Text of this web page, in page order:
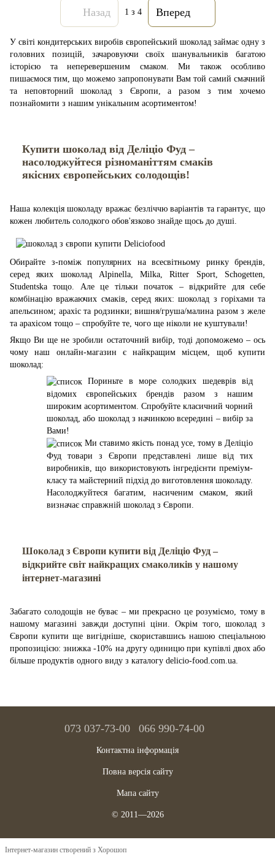
Назад 1 з 4 Вперед
У світі кондитерських виробів європейський шоколад займає одну з
головних позицій, зачаровуючи своїх шанувальників багатою
історією та неперевершеним смаком. Ми також особливо
пишаємося тим, що можемо запропонувати Вам той самий смачний
та неповторний шоколад з Європи, а разом з тим хочемо
познайомити з нашим унікальним асортиментом!
Купити шоколад від Деліціо Фуд –
насолоджуйтеся різноманіттям смаків
якісних європейських солодощів!
Наша колекція шоколаду вражає безліччю варіантів та гарантує, що
кожен любитель солодкого обов'язково знайде щось до душі.
Обирайте з-поміж популярних на всесвітньому ринку брендів,
серед яких шоколад Alpinella, Milka, Ritter Sport, Schogetten,
Studentska тощо. Але це тільки початок – відкрийте для себе
комбінацію вражаючих смаків, серед яких: шоколад з горіхами та
апельсином; арахіс та родзинки; вишня/груша/малина разом з желе
та арахісом тощо – спробуйте те, чого ще ніколи не куштували!
Якщо Ви ще не зробили остаточний вибір, тоді допоможемо – ось
чому наш онлайн-магазин є найкращим місцем, щоб купити
шоколад:
Пориньте в море солодких шедеврів від
відомих європейських брендів разом з нашим
широким асортиментом. Спробуйте класичний чорний
шоколад, або шоколад з начинкою всередині – вибір за
Вами!
Ми ставимо якість понад усе, тому в Деліціо
Фуд товари з Європи представлені лише від тих
виробників, що використовують інгредієнти преміум-
класу та майстерний підхід до виготовлення шоколаду.
Насолоджуйтеся багатим, насиченим смаком, який
визначає справжній шоколад з Європи.
Шоколад з Європи купити від Деліціо Фуд –
відкрийте світ найкращих смаколиків у нашому
інтернет-магазині
Забагато солодощів не буває – ми прекрасно це розуміємо, тому в
нашому магазині завжди доступні ціни. Окрім того, шоколад з
Європи купити ще вигідніше, скориставшись нашою спеціальною
пропозицією: знижка -10% на другу одиницю при купівлі двох або
більше продуктів одного виду з каталогу delicio-food.com.ua.
073 037-73-00 066 990-74-00
Контактна інформація
Повна версія сайту
Мапа сайту
© 2011—2026
Інтернет-магазин створений з Хорошоп